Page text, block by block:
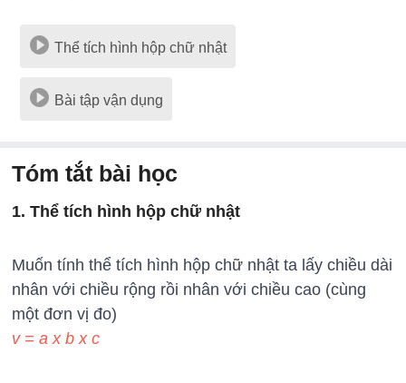
Thể tích hình hộp chữ nhật
Bài tập vận dụng
Tóm tắt bài học
1. Thể tích hình hộp chữ nhật
Muốn tính thể tích hình hộp chữ nhật ta lấy chiều dài
nhân với chiều rộng rồi nhân với chiều cao (cùng
một đơn vị đo)
v = a x b x c